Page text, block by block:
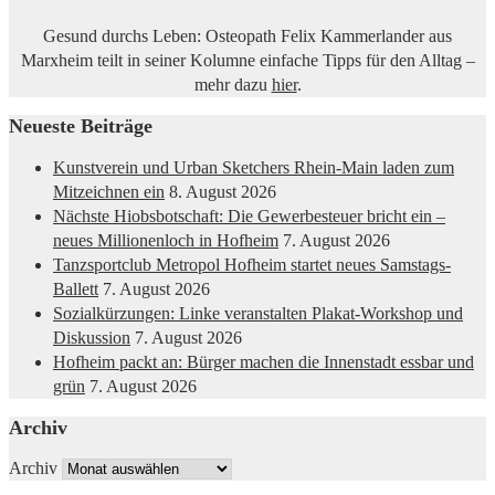
Gesund durchs Leben: Osteopath Felix Kammerlander aus
Marxheim teilt in seiner Kolumne einfache Tipps für den Alltag –
mehr dazu hier.
Neueste Beiträge
Kunstverein und Urban Sketchers Rhein-Main laden zum
Mitzeichnen ein 8. August 2026
Nächste Hiobsbotschaft: Die Gewerbesteuer bricht ein –
neues Millionenloch in Hofheim 7. August 2026
Tanzsportclub Metropol Hofheim startet neues Samstags-
Ballett 7. August 2026
Sozialkürzungen: Linke veranstalten Plakat-Workshop und
Diskussion 7. August 2026
Hofheim packt an: Bürger machen die Innenstadt essbar und
grün 7. August 2026
Archiv
Archiv